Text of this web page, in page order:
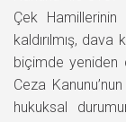
Çek Hamillerinin
kaldırılmış, dava
biçimde yeniden
Ceza
hukuksal